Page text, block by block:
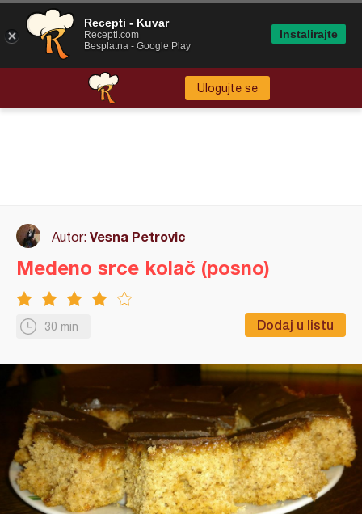
Ulogujte se
Autor: Vesna Petrovic
30 min Dodaj u listu
Medeno srce kolač (posno)
Recepti - Kuvar
Recepti.com
Besplatna - Google Play
Instalirajte